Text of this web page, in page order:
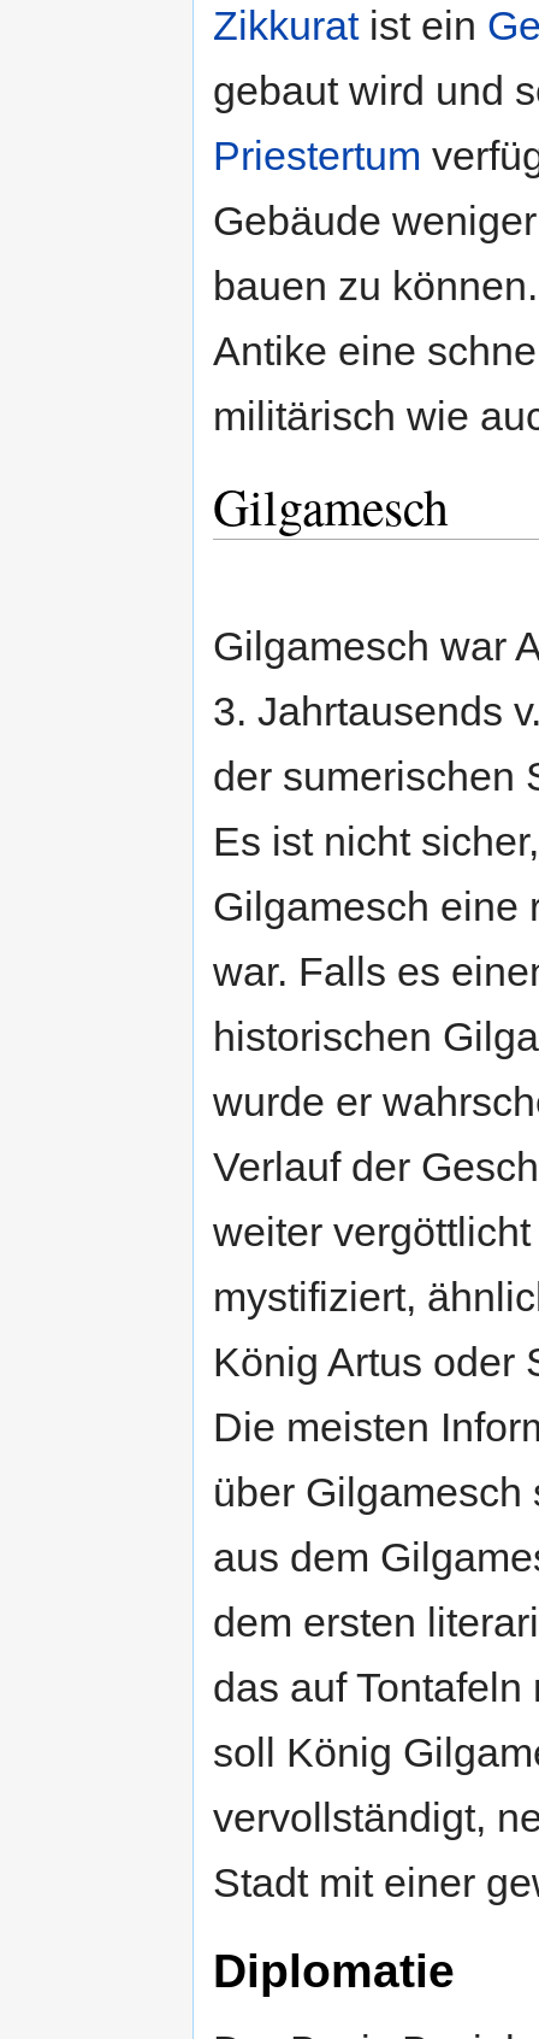
Zikkuratist ein
gebaut wird und
Priestertum
Gebäude
bauen zu
Antike eine
militärisch wie
Gilgamesch
Gilgamesch war
3. Jahrtausends
der sumerischen
Es ist nicht
Gilgamesch eine
war. Falls es
historischen
wurde er
Verlauf der
weiter
mystifiziert,
König Artus oder
Die meisten
über Gilgamesch
aus dem
dem ersten
das auf
soll König
vervollständigt,
Stadt mit einer
Diplomatie